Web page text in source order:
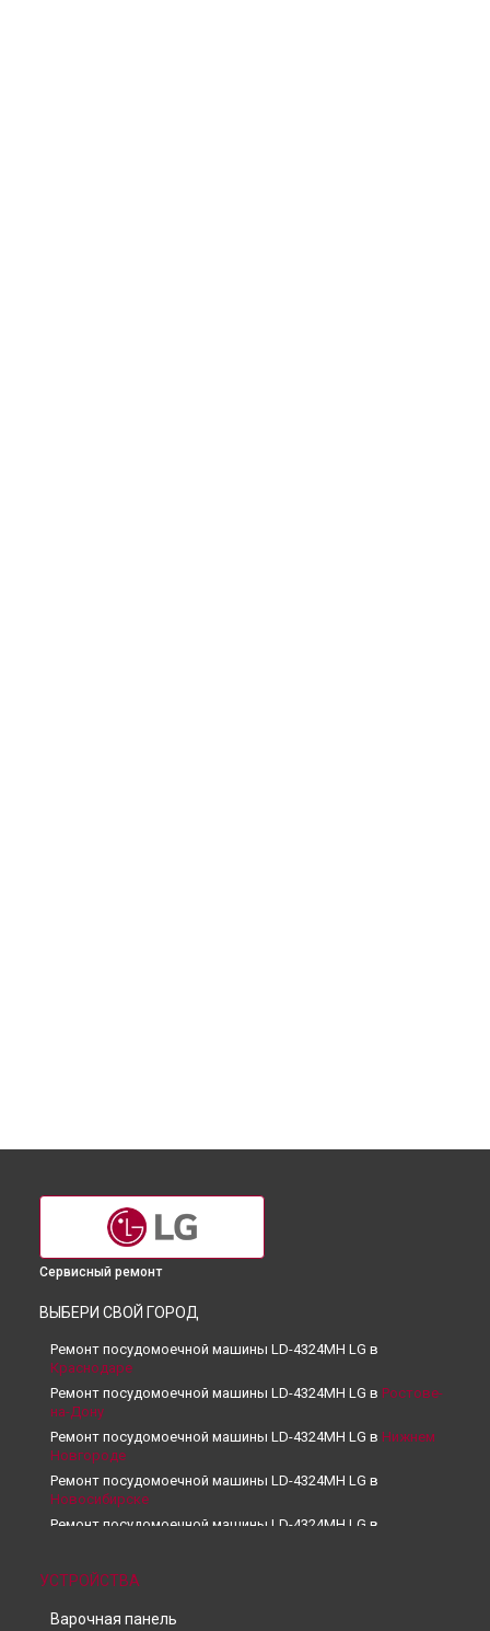
Сервисный ремонт
ВЫБЕРИ СВОЙ ГОРОД
Ремонт посудомоечной машины LD-4324MH LG в
Краснодаре
Ремонт посудомоечной машины LD-4324MH LG в Ростове-
на-Дону
Ремонт посудомоечной машины LD-4324MH LG в Нижнем
Новгороде
Ремонт посудомоечной машины LD-4324MH LG в
Новосибирске
Ремонт посудомоечной машины LD-4324MH LG в
Ремонт посудомоечной машины LD-4324MH LG в
Екатеринбурге
Ремонт посудомоечной машины LD-4324MH LG в
УСТРОЙСТВА
Варочная панель